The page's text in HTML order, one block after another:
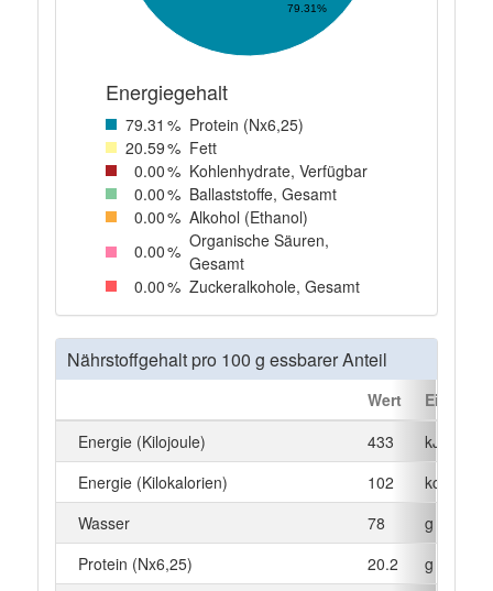
79.31%
Energiegehalt
79.31 % Protein (Nx6,25)
20.59% Fett
0.00% Kohlenhydrate, Verfügbar
0.00% Ballaststoffe, Gesamt
0.00% Alkohol (Ethanol)
0.00% Organische Säuren,
Gesamt
0.00% Zuckeralkohole, Gesamt
Nährstoffgehalt pro 100 g essbarer Anteil
Wert
Einheit
Energie (Kilojoule)
433
kJ
Energie (Kilokalorien)
102
kcal
Wasser
78
g
Protein (Nx6,25)
20.2
g